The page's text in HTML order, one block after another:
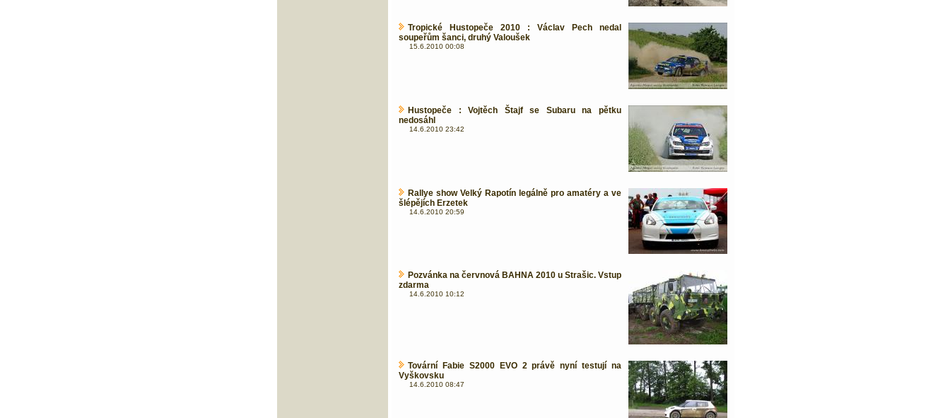
Tropické Hustopeče 2010 : Václav Pech nedal
soupeřům šanci, druhý Valoušek
15.6.2010 00:08
Hustopeče : Vojtěch Štajf se Subaru na pětku
nedosáhl
14.6.2010 23:42
Rallye show Velký Rapotín legálně pro amatéry a ve
šlépějích Erzetek
14.6.2010 20:59
Pozvánka na červnová BAHNA 2010 u Strašic. Vstup
zdarma
14.6.2010 10:12
Tovární Fabie S2000 EVO 2 právě nyní testují na
Vyškovsku
14.6.2010 08:47